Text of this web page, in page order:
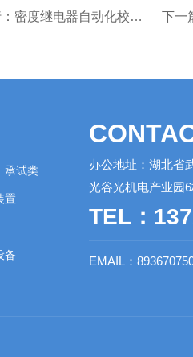
电器自动化校验方案探析 下一
置
备
办公地址：湖北省
光谷光机电产业园6
TEL：
EMAIL：